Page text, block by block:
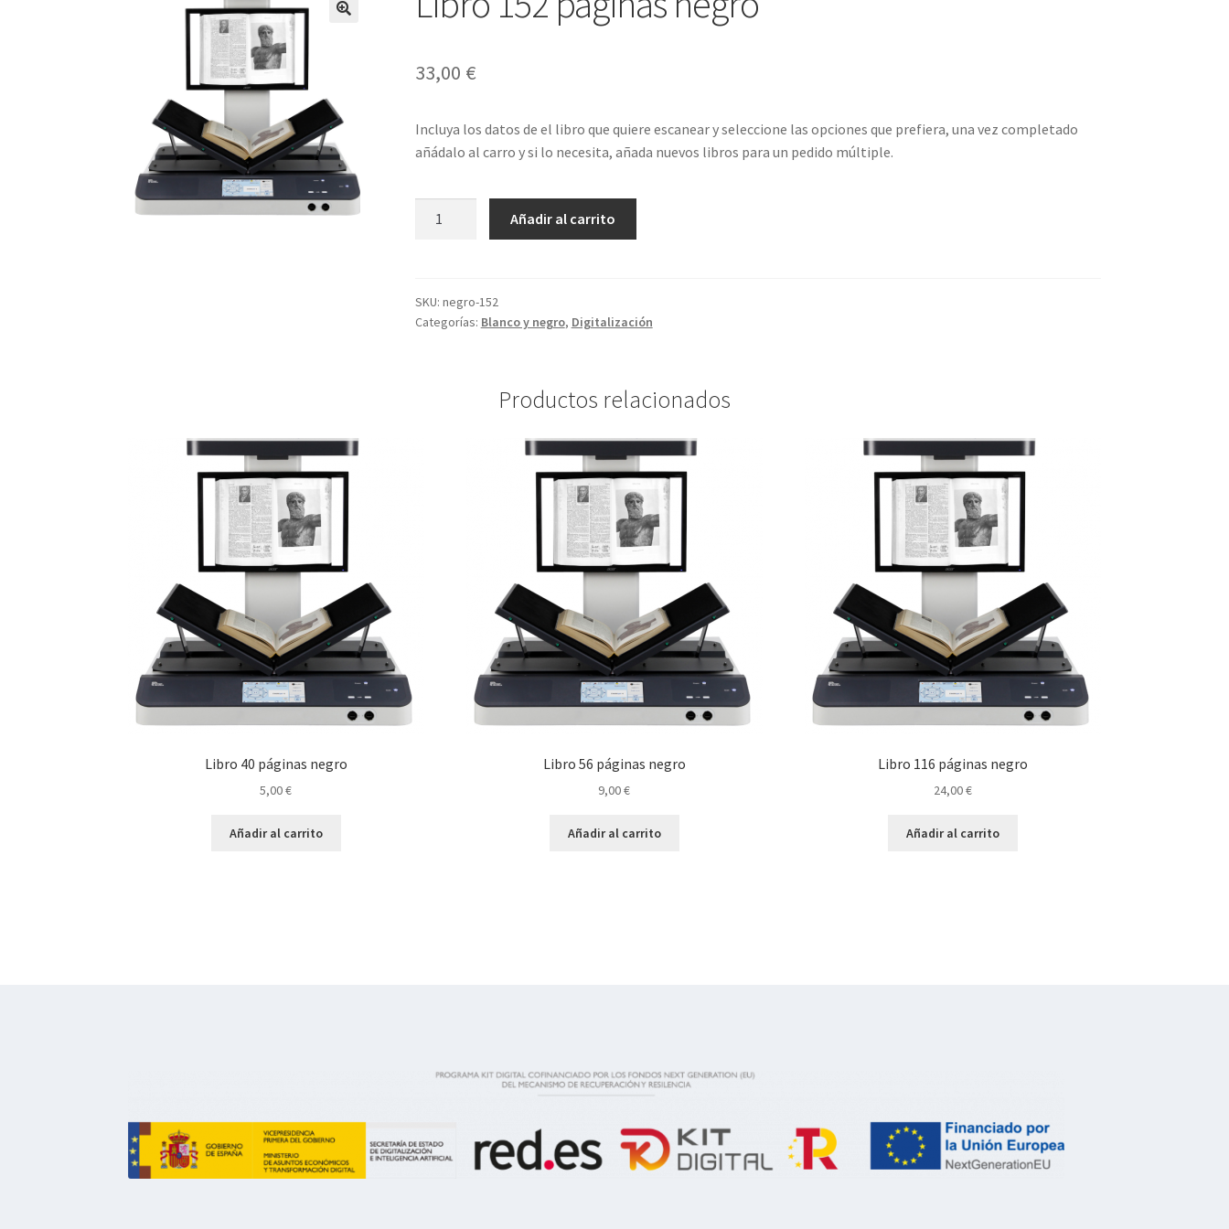
33,00 €
Incluya los datos de el libro que quiere escanear y seleccione las opciones que prefiera, una vez completado
añádalo al carro y si lo necesita, añada nuevos libros para un pedido múltiple.
cantidad
Añadir al carrito
SKU: negro-152
Categorías: Blanco y negro, Digitalización
Productos relacionados
Libro 40 páginas negro
5,00€
Añadir al carrito
Libro 56 páginas negro
9,00€
Añadir al carrito
Libro 116 páginas negro
24,00€
Añadir al carrito